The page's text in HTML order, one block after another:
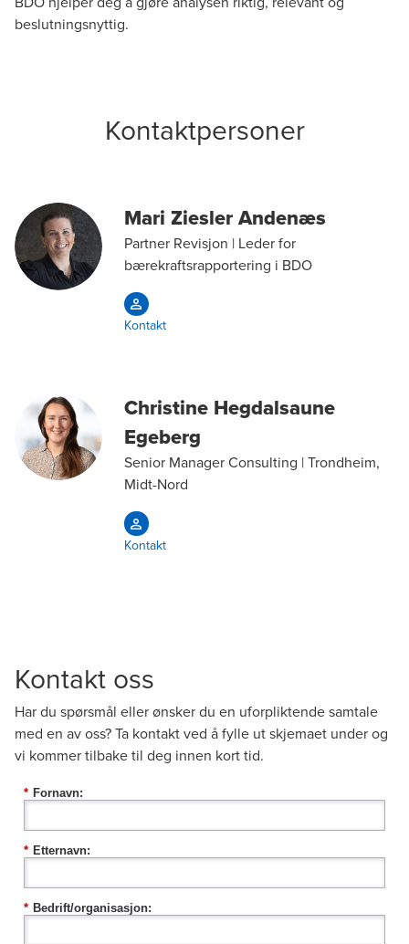
beslutningsnyttig.
Kontaktpersoner
Mari Ziesler Andenæs
Partner Revisjon | Leder for
bærekraftsrapportering i BDO
Kontakt
Christine Hegdalsaune
Egeberg
Senior Manager Consulting | Trondheim,
Midt-Nord
Kontakt
Kontakt oss
Har du spørsmål eller ønsker du en uforpliktende samtale
med en av oss? Ta kontakt ved å fylle ut skjemaet under og
vi kommer tilbake til deg innen kort tid.
* Fornavn:
* Etternavn:
* Bedrift/organisasjon: